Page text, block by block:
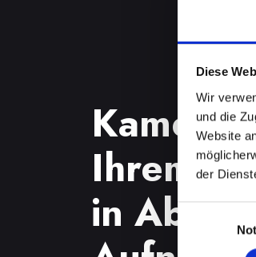
Diese
Wir
und die
Website
der
Ihrem
in